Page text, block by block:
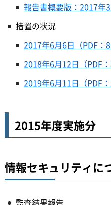
報告書概要版：2017年
措置の状況
2017年6月6日（PDF：
2018年6月12日（PDF：
2019年6月11日（PDF：
2015年度実施分
情報セキュリティに
監査結果報告